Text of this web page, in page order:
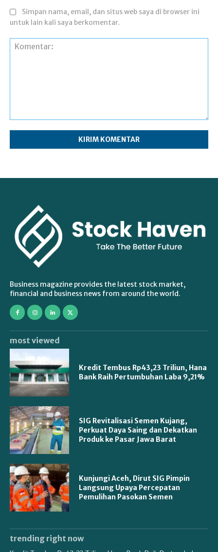
Simpan nama, email, dan situs web saya di browser ini
untuk lain kali saya berkomentar.
Business magazine provides the latest stock market,
financial and business news from around the world.
most viewed
Kredit Tembus Rp43,23 Triliun, Hana
Bank Raih Pertumbuhan Laba 9,21%
SIG Revitalisasi Semen Kujang,
Perkuat Daya Saing dan Dekatkan
Produk ke Pasar Jawa Barat
Kunjungi Aceh, Dirut SIG Pimpin
Langsung Upaya Percepatan
Pemulihan Pasokan Semen
trending right now